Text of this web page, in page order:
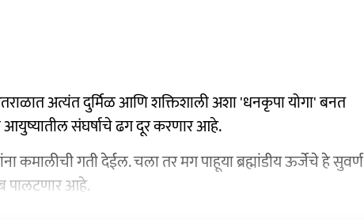
अत्यंत दुर्मिळ आणि शक्तिशाली अशा 'धनकृपा योगा' बनत
आयुष्यातील संघर्षाचे ढग दूर करणार आहे.
कमालीची गती देईल. चला तर मग पाहूया ब्रह्मांडीय ऊर्जेचे हे सुवर्ण
पालटणार आहे.